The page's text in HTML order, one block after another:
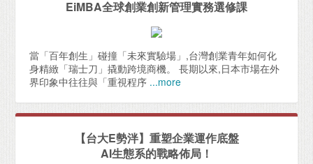
EiMBA全球創業創新管理實務選修課
當「百年創生」碰撞「未來實驗場」,台灣創業青年如何化
身精緻「瑞士刀」撬動跨境商機。 長期以來,日本市場在外
界印象中往往與「重視程序 ...more
【台大E勢泮】重塑企業運作底盤
AI生態系的戰略佈局！